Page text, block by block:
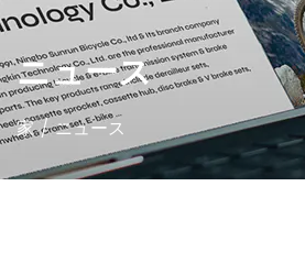
ニュース
家/ニュース